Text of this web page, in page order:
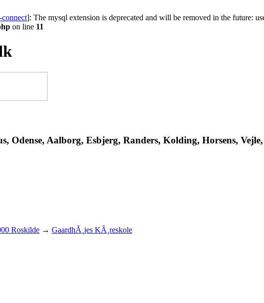
]: The mysql extension is deprecated and will be removed in the future:
on line 11
Odense, Aalborg, Esbjerg, Randers, Kolding, Horsens,
Roskilde → GaardhÃ¸jes KÃ¸reskole